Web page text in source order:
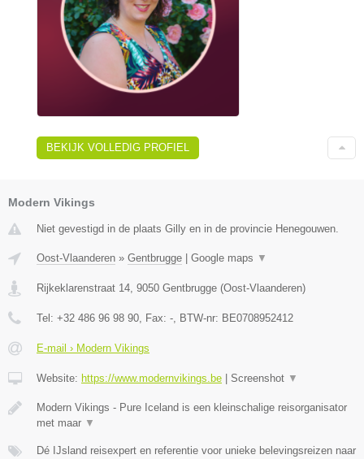
BEKIJK VOLLEDIG PROFIEL
Modern Vikings
Niet gevestigd in de plaats Gilly en in de provincie Henegouwen.
Oost-Vlaanderen » Gentbrugge Google maps ▼
Rijkeklarenstraat 14, 9050 Gentbrugge (Oost-Vlaanderen)
Tel: +32 486 96 98 90, Fax: -, BTW-nr: BE0708952412
E-mail › Modern Vikings
Website: https://www.modernvikings.be Screenshot ▼
Modern Vikings - Pure Iceland is een kleinschalige reisorganisator
met maar ▼
Dé IJsland reisexpert en referentie voor unieke belevingsreizen naar